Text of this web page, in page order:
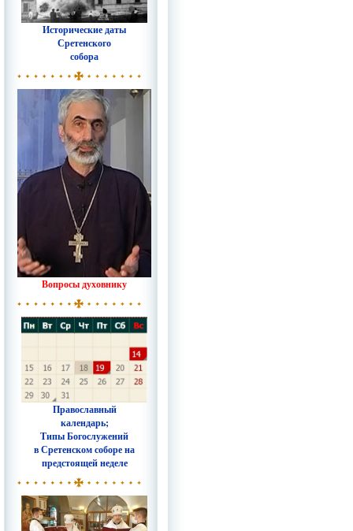
Исторические даты
Сретенского
собора
Вопросы духовнику
Православный
календарь;
Типы Богослужений
в Сретенском соборе на
предстоящей неделе